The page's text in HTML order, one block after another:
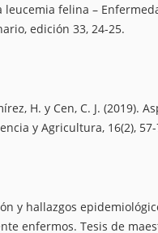
leucemia felina –
edición 33, 24-25.
H. y Cen, C. J.
y Agricultura, 16(2), 57-
y hallazgos
enfermos. Tesis de